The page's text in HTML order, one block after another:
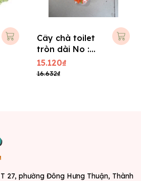
Cây chà toilet
tròn dài No :
111
15.120₫
16.632₫
27, phường Đông Hưng Thuận, Thành